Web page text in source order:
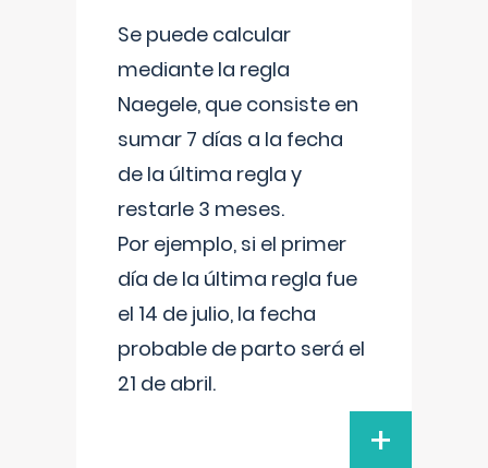
Se puede calcular
mediante la regla
Naegele, que consiste en
sumar 7 días a la fecha
de la última regla y
restarle 3 meses.
Por ejemplo, si el primer
día de la última regla fue
el 14 de julio, la fecha
probable de parto será el
21 de abril.
+